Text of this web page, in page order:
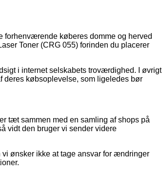
forhenværende køberes domme og herved
Toner (CRG 055) forinden du placerer
i internet selskabets troværdighed. I øvrigt
deres købsoplevelse, som ligeledes bør
tæt sammen med en samling af shops på
vidt den bruger vi sender videre
ønsker ikke at tage ansvar for ændringer